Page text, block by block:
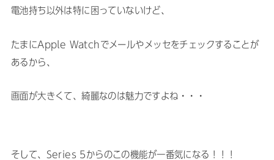
電池持ち以外は特に困っていないけど、
たまにApple Watchでメールやメッセをチェックすることが
あるから、
画面が大きくて、綺麗なのは魅力ですよね・・・
そして、Series 5からのこの機能が一番気になる！！！